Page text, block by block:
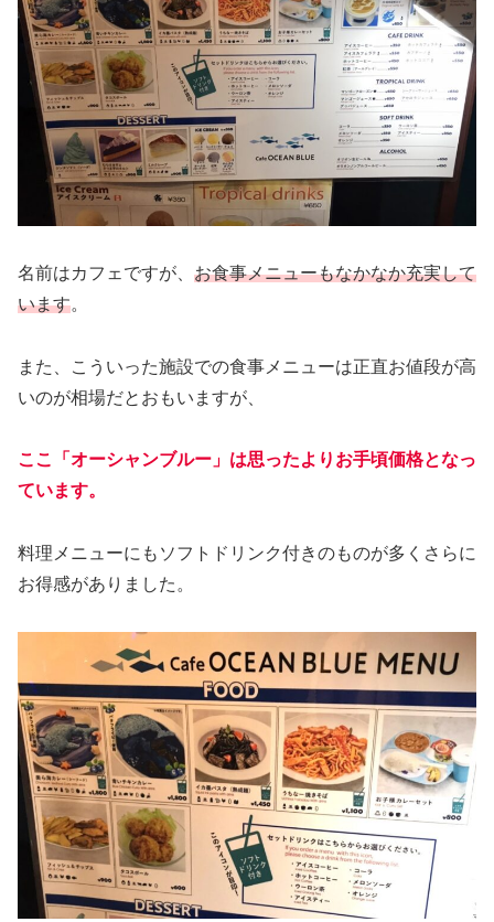
名前はカフェですが、 お食事メニューもなかなか充実して
います。
また、こういった施設での食事メニューは正直お値段が高
いのが相場だとおもいますが、
ここ「オーシャンブルー」は思ったよりお手頃価格となっ
ています。
料理メニューにもソフトドリンク付きのものが多くさらに
お得感がありました。